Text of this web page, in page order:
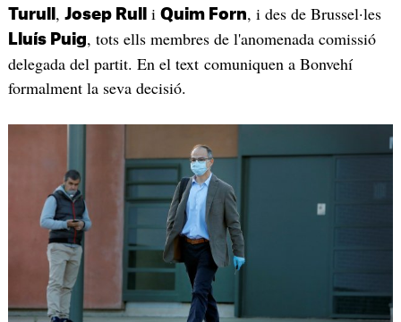
Turull , Josep Rull i Quim Forn, i des de Brussel·les
Lluís Puig, tots ells membres de l'anomenada comissió
delegada del partit. En el text comuniquen a Bonvehí
formalment la seva decisió.